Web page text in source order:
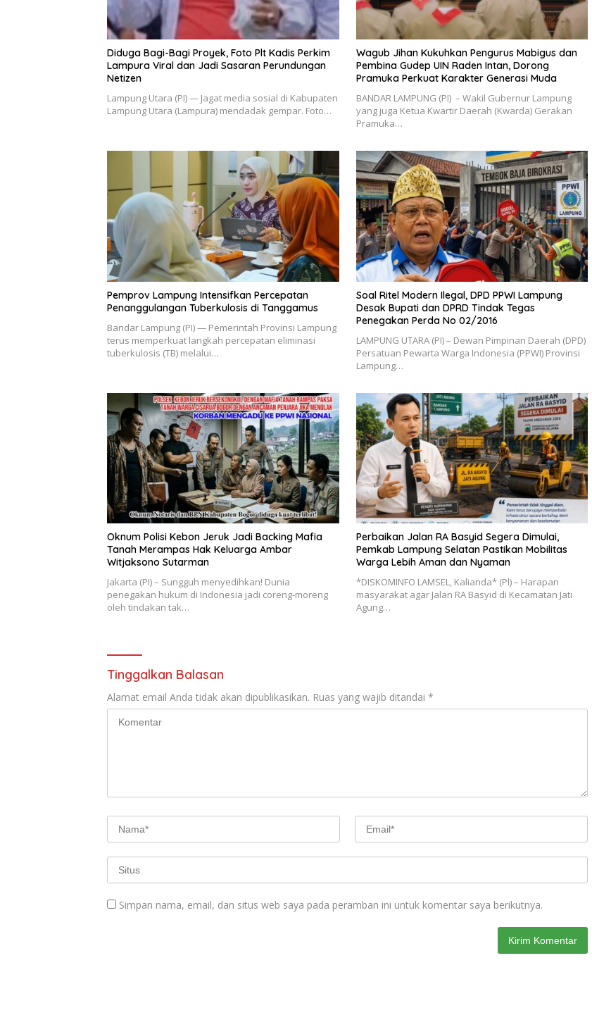
Diduga Bagi-Bagi Proyek, Foto Plt Kadis Perkim
Lampura Viral dan Jadi Sasaran Perundungan
Netizen
Lampung Utara (PI) — Jagat media sosial di Kabupaten
Lampung Utara (Lampura) mendadak gempar. Foto…
Wagub Jihan Kukuhkan Pengurus Mabigus dan
Pembina Gudep UIN Raden Intan, Dorong
Pramuka Perkuat Karakter Generasi Muda
BANDAR LAMPUNG (PI) – Wakil Gubernur Lampung
yang juga Ketua Kwartir Daerah (Kwarda) Gerakan
Pramuka…
Pemprov Lampung Intensifkan Percepatan
Penanggulangan Tuberkulosis di Tanggamus
Bandar Lampung (PI) — Pemerintah Provinsi Lampung
terus memperkuat langkah percepatan eliminasi
tuberkulosis (TB) melalui…
Soal Ritel Modern Ilegal, DPD PPWI Lampung
Desak Bupati dan DPRD Tindak Tegas
Penegakan Perda No 02/2016
​LAMPUNG UTARA (PI) – Dewan Pimpinan Daerah (DPD)
Persatuan Pewarta Warga Indonesia (PPWI) Provinsi
Lampung…
Oknum Polisi Kebon Jeruk Jadi Backing Mafia
Tanah Merampas Hak Keluarga Ambar
Witjaksono Sutarman
Jakarta (PI) – Sungguh menyedihkan! Dunia
penegakan hukum di Indonesia jadi coreng-moreng
oleh tindakan tak…
Perbaikan Jalan RA Basyid Segera Dimulai,
Pemkab Lampung Selatan Pastikan Mobilitas
Warga Lebih Aman dan Nyaman
*DISKOMINFO LAMSEL, Kalianda* (Pl) – Harapan
masyarakat agar Jalan RA Basyid di Kecamatan Jati
Agung…
Tinggalkan Balasan
Alamat email Anda tidak akan dipublikasikan. Ruas yang wajib ditandai *
Simpan nama, email, dan situs web saya pada peramban ini untuk komentar saya berikutnya.